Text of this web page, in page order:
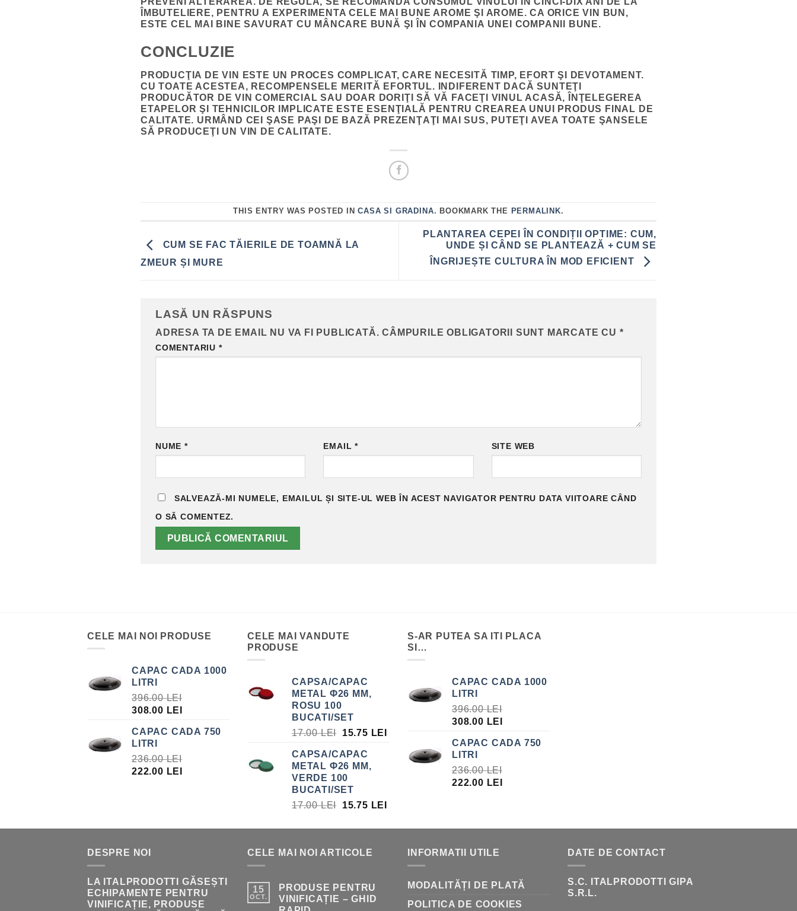
ÎMBUTELIERE, PENTRU A EXPERIMENTA CELE MAI BUNE AROME ŞI AROME. CA ORICE VIN BUN,
ESTE CEL MAI BINE SAVURAT CU MÂNCARE BUNĂ ŞI ÎN COMPANIA UNEI COMPANII BUNE.
CONCLUZIE
PRODUCŢIA DE VIN ESTE UN PROCES COMPLICAT, CARE NECESITĂ TIMP, EFORT ŞI DEVOTAMENT.
CU TOATE ACESTEA, RECOMPENSELE MERITĂ EFORTUL. INDIFERENT DACĂ SUNTEŢI
PRODUCĂTOR DE VIN COMERCIAL SAU DOAR DORIŢI SĂ VĂ FACEŢI VINUL ACASĂ, ÎNŢELEGEREA
ETAPELOR ŞI TEHNICILOR IMPLICATE ESTE ESENŢIALĂ PENTRU CREAREA UNUI PRODUS FINAL DE
CALITATE. URMÂND CEI ŞASE PAŞI DE BAZĂ PREZENŢAŢI MAI SUS, PUTEŢI AVEA TOATE ŞANSELE
SĂ PRODUCEŢI UN VIN DE CALITATE.
THIS ENTRY WAS POSTED INCASA SI GRADINA. BOOKMARK THE PERMALINK.
CUM SE FAC TĂIERILE DE TOAMNĂ LA
ZMEUR ȘI MURE
PLANTAREA CEPEI ÎN CONDIȚII OPTIME: CUM,
UNDE ȘI CÂND SE PLANTEAZĂ + CUM SE
ÎNGRIJEȘTE CULTURA ÎN MOD EFICIENT
LASĂ UN RĂSPUNS
ADRESA TA DE EMAIL NU VA FI PUBLICATĂ. CÂMPURILE OBLIGATORII SUNT MARCATE CU *
COMENTARIU *
NUME * EMAIL* SITE WEB
SALVEAZĂ-MI NUMELE, EMAILUL ȘI SITE-UL WEB ÎN ACEST NAVIGATOR PENTRU DATA VIITOARE CÂND
O SĂ COMENTEZ.
CELE MAI NOI PRODUSE
CAPAC CADA 1000
LITRI
396.00LEI
PREȚUL
A
FOST:
396.00 LEI.
308.00 LEI
ESTE:
CAPAC CADA 750
LITRI
236.00LEI
PREȚUL
222.00 LEI
CELE MAI VANDUTE
PRODUSE
CAPSA/CAPAC
METAL Φ26 MM,
ROSU 100
BUCATI/SET
17.00LEI
PREȚUL
A
FOST:
17.00 LEI.
15.75 LEI
ESTE:
CAPSA/CAPAC
METAL Φ26 MM,
VERDE 100
BUCATI/SET
17.00LEI
PREȚUL
A
17.00 LEI.
15.75 LEI
ESTE:
S-AR PUTEA SA ITI PLACA
SI…
CAPAC CADA 1000
LITRI
396.00LEI
PREȚUL
A
FOST:
396.00 LEI.
308.00 LEI
ESTE:
CAPAC CADA 750
LITRI
236.00LEI
PREȚUL
236.00 LEI.
222.00 LEI
DESPRE NOI
LA ITALPRODOTTI GĂSEȘTI
ECHIPAMENTE PENTRU
VINIFICAȚIE, PRODUSE
CELE MAI NOI ARTICOLE
15
OCT.
PRODUSE PENTRU
VINIFICAȚIE – GHID
INFORMATII UTILE
MODALITĂȚI DE PLATĂ
POLITICA DE COOKIES
DATE DE CONTACT
S.C. ITALPRODOTTI GIPA
S.R.L.